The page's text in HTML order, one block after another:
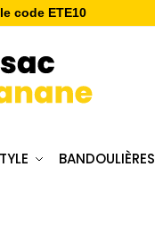
code ETE10
BANDOULIÈRES